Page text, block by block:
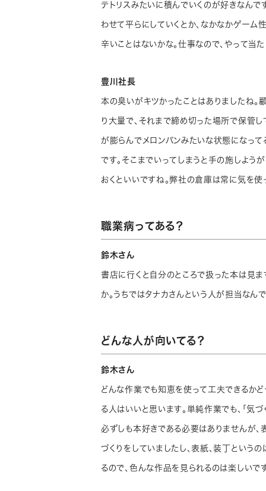
テトリスみたいに積んでいくのが好きなんで
わせて平らにしていくとか、なかなかゲーム
辛いことはないかな。仕事なので、やって当
豊川社長
本の臭いがキツかったことはありましたね
り大量で、それまで締め切った場所で保管
が膨らんでメロンパンみたいな状態になって
です。そこまでいってしまうと手の施しよ
おくといいですね。弊社の倉庫は常に気を使
職業病ってある？
鈴木さん
書店に行くと自分のところで扱った本は見ま
か。うちではタナカさんという人が担当なん
どんな人が向いてる？
鈴木さん
どんな作業でも知恵を使って工夫できるかど
る人はいいと思います。単純作業でも、「気
必ずしも本好きである必要はありませんが
づくりをしていましたし、表紙､装丁という
るので、色んな作品を見られるのは楽しいで